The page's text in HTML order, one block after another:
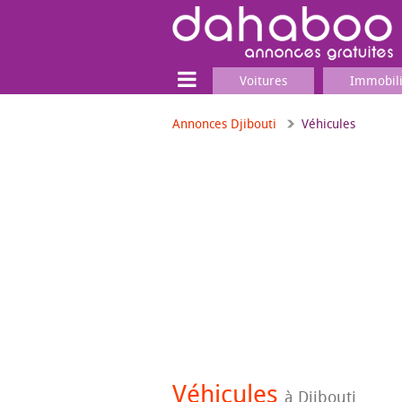
Voitures
Annonces Djibouti Véhicules
Véhicules à Djibouti